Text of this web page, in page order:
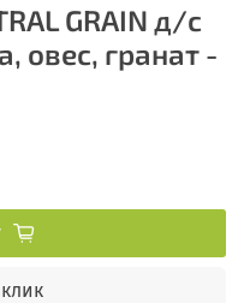
GRAIN д/с
овес, гранат -